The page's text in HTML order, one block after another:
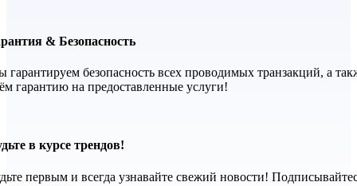
& Безопасность
гарантируем безопасность всех проводимых транзакций, а
гарантию на предоставленные услуги!
в курсе трендов!
первым и всегда узнавайте свежий новости!